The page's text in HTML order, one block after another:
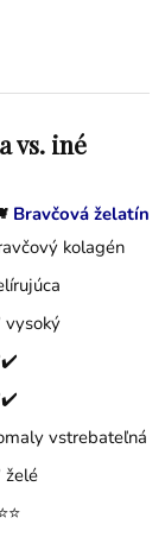
vs. iné
Bravčová želatína
kolagén
vstrebateľná